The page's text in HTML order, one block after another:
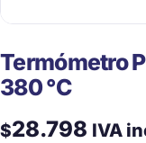
Termómetro
380 °C
$28.798 IVA